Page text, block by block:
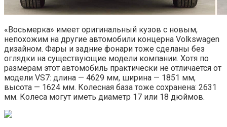
«Восьмерка» имеет оригинальный кузов с новым,
непохожим на другие автомобили концерна Volkswagen
дизайном. Фары и задние фонари тоже сделаны без
оглядки на существующие модели компании. Хотя по
размерам этот автомобиль практически не отличается от
модели VS7: длина — 4629 мм, ширина — 1851 мм,
высота — 1624 мм. Колесная база тоже сохранена: 2631
мм. Колеса могут иметь диаметр 17 или 18 дюймов.